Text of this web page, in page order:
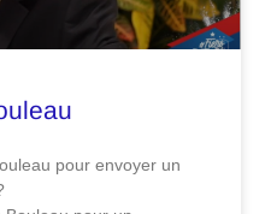
pour envoyer un